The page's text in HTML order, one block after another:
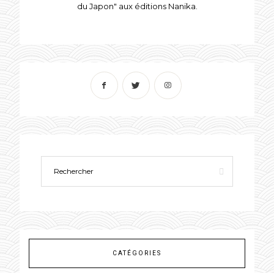
du Japon" aux éditions Nanika.
CATÉGORIES